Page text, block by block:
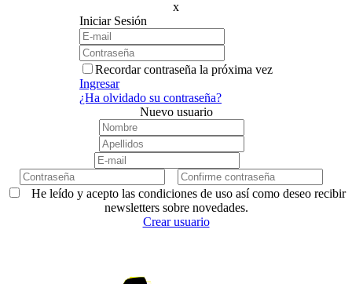
x
Iniciar Sesión
Recordar contraseña la próxima vez
Ingresar
¿Ha olvidado su contraseña?
Nuevo usuario
He leído y acepto las condiciones de uso así como deseo recibir
newsletters sobre novedades.
Crear usuario